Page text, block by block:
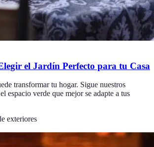
el Jardín Perfecto para tu Casa
transformar tu hogar. Sigue nuestros
espacio verde que mejor se adapte a tus
exteriores